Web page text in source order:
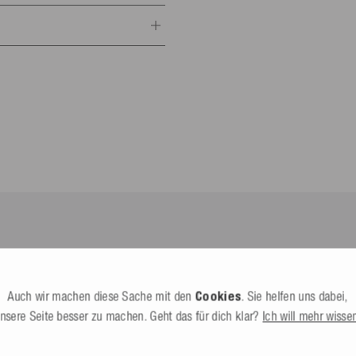
Dritte (nicht Befördernde)
Auch wir machen diese Sache mit den Cookies. Sie helfen uns dabei,
Seite besser zu machen. Geht das für dich klar? Ich will mehr